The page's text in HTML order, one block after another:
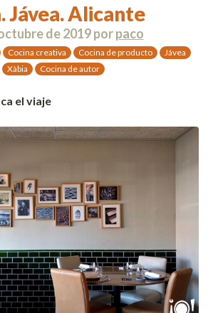
Jávea. Alicante
de 2019porpaco
Cocina creativa Cocina de producto
Jávea
Xàbia
Cocina de autor
el viaje